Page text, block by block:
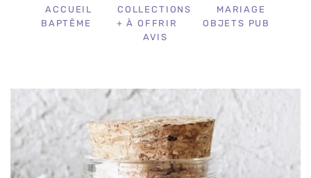
ACCUEIL COLLECTIONS
MARIAGE
BAPTÊME
+ À OFFRIR
OBJETS PUB
AVIS